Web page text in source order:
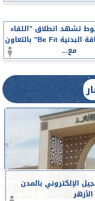
تشهد انطلاق ”اللقاء
الرياضي للياقة البدنية Be Fit” بالتعاون
مع...
الإلكتروني بالمدن